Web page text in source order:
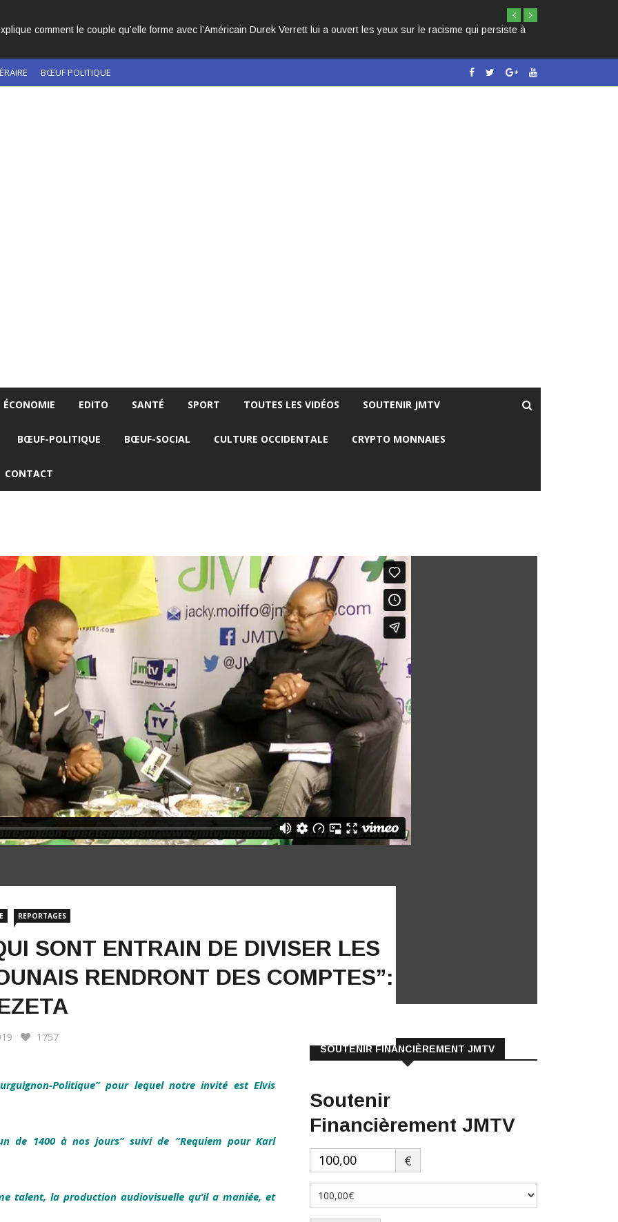
DANS L’HISTOIRE DE L’ÉGLISE CATHOLIQUE.
BŒUF POLITIQUE
ÉCONOMIE EDITO SANTÉ SPORT TOUTES LES VIDÉOS SOUTENIR JMTV
BŒUF-POLITIQUE BŒUF-SOCIAL CULTURE OCCIDENTALE CRYPTO MONNAIES
CONTACT
REPORTAGES
SONT ENTRAIN DE DIVISER LES
RENDRONT DES COMPTES”:
1757
Politique” pour lequel notre invité est Elvis
de 1400 à nos jours” suivi de “Requiem pour Karl
talent, la production audiovisuelle qu’il a maniée, et
SOUTENIR FINANCIÈREMENT JMTV
Soutenir
Financièrement JMTV
€